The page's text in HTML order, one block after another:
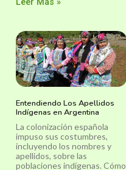
Leer Más »
Entendiendo Los Apellidos
Indígenas en Argentina
La colonización española
impuso sus costumbres,
incluyendo los nombres y
apellidos, sobre las
poblaciones indígenas. Cómo